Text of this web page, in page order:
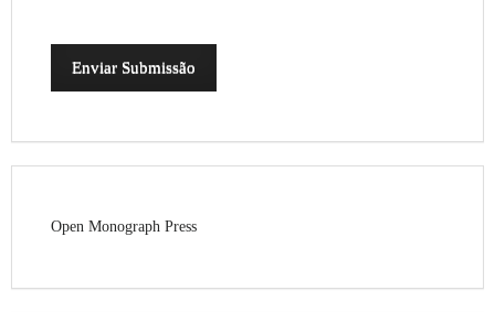
Enviar Submissão
Open Monograph Press